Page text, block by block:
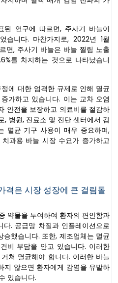
된 연구에 따르면, 주사기 바늘이
습니다. 마찬가지로, 2022년 1월
면, 주사기 바늘은 바늘 찔림 노출
를 차지하는 것으로 나타났습니
에 대한 엄격한 규제로 인해 멸균
가하고 있습니다. 이는 교차 오염
안전을 보장하고 의료비를 절감하
, 병원, 진료소 및 진단 센터에서 감
멸균 기구 사용이 매우 중요하며,
과용 바늘 시장 수요가 증가하고
격은 시장 성장에 큰 걸림돌
약물을 투여하여 환자의 편안함과
. 공급망 차질과 인플레이션으로
했습니다. 또한, 제조업체는 멸균
비 부담을 안고 있습니다. 이러한
쳐 멸균해야 합니다. 이러한 바늘
지 않으면 환자에게 감염을 유발하
있습니다.